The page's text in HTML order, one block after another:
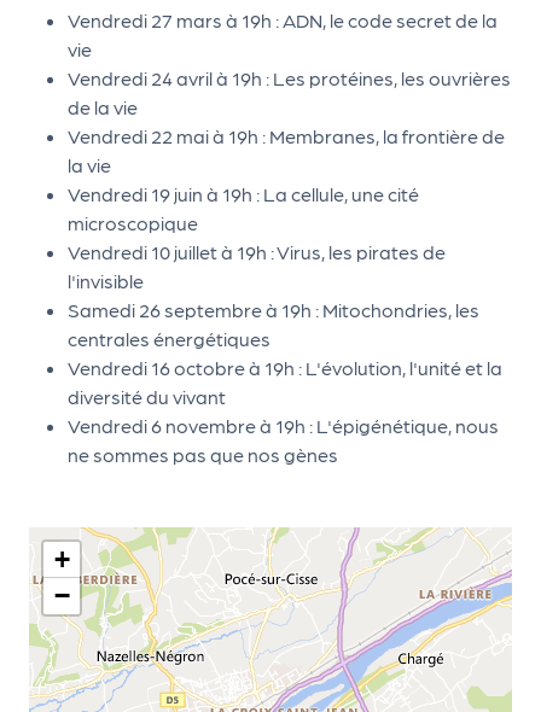
Vendredi 27 mars à 19h : ADN, le code secret de la
vie
Vendredi 24 avril à 19h : Les protéines, les ouvrières
de la vie
Vendredi 22 mai à 19h : Membranes, la frontière de
la vie
Vendredi 19 juin à 19h : La cellule, une cité
microscopique
Vendredi 10 juillet à 19h : Virus, les pirates de
l'invisible
Samedi 26 septembre à 19h : Mitochondries, les
centrales énergétiques
Vendredi 16 octobre à 19h : L'évolution, l'unité et la
diversité du vivant
Vendredi 6 novembre à 19h : L'épigénétique, nous
ne sommes pas que nos gènes
+
−
e
P
r
o
p
o
s
e
u
n
é
v
è
n
e